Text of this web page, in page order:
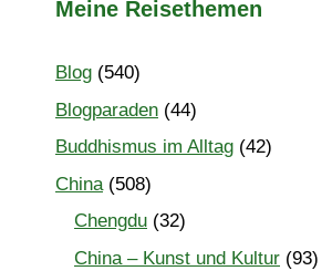
Meine Reisethemen
Blog (540)
Blogparaden (44)
Buddhismus im Alltag (42)
China(508)
Chengdu (32)
China – Kunst und Kultur (93)